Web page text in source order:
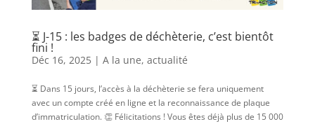
⏳ J-15 : les badges de déchèterie, c’est bientôt
fini !
Déc 16, 2025| A la une, actualité
⏳ Dans 15 jours, l’accès à la déchèterie se fera uniquement
avec un compte créé en ligne et la reconnaissance de plaque
d’immatriculation. 👏 Félicitations ! Vous êtes déjà plus de 15 000